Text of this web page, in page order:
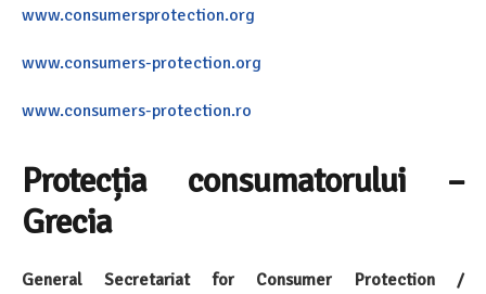
www.consumersprotection.org
www.consumers-protection.org
www.consumers-protection.ro
Protecția consumatorului –
Grecia
General Secretariat for Consumer Protection /